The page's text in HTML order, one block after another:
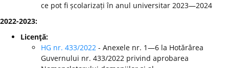
ce pot fi școlarizați în anul universitar 2023—2024
2022-2023:
Licenţă:
HG nr. 433/2022 - Anexele nr. 1—6 la Hotărârea
Guvernului nr. 433/2022 privind aprobarea